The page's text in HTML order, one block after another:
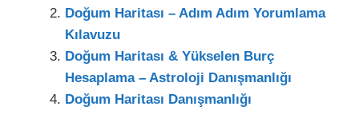
Doğum Haritası – Adım Adım Yorumlama
Kılavuzu
Doğum Haritası & Yükselen Burç
Hesaplama – Astroloji Danışmanlığı​
Doğum Haritası Danışmanlığı